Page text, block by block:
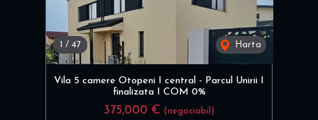
/ 47 Harta
Vila 5 camere Otopeni I central - Parcul Unirii I
finalizata I COM 0%
375,000 € (negociabil)